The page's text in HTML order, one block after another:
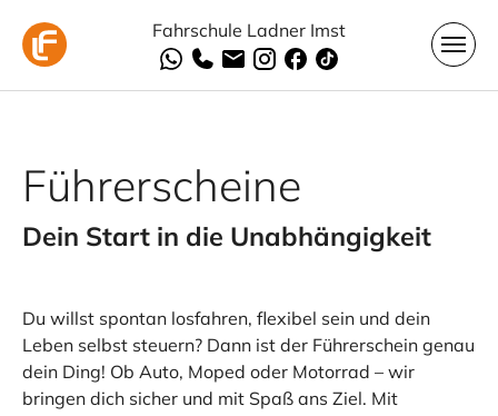
Fahrschule Ladner Imst
Führerscheine
Dein Start in die Unabhängigkeit
Du willst spontan losfahren, flexibel sein und dein
Leben selbst steuern? Dann ist der Führerschein genau
dein Ding! Ob Auto, Moped oder Motorrad – wir
bringen dich sicher und mit Spaß ans Ziel. Mit